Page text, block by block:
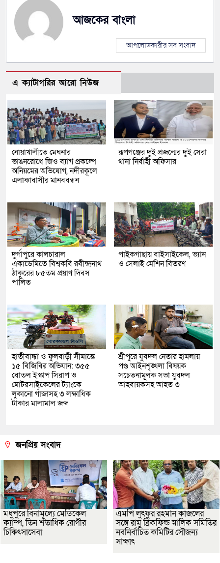
আজকের বাংলা
আপলোডকারীর সব সংবাদ
এ ক্যাটাগরির আরো নিউজ
নোয়াখালীতে মেঘনার
ভাঙনরোধে জিও ব্যাগ প্রকল্পে
অনিয়মের অভিযোগ, নদীরকূলে
এলাকাবাসীর মানববন্ধন
রূপগঞ্জের দুই প্রজন্মের দুই সেরা
থানা নির্বাহী অফিসার
দুর্গাপুরে কালচারাল
একাডেমিতে বিশ্বকবি রবীন্দ্রনাথ
ঠাকুরের ৮৫তম প্রয়াণ দিবস
পালিত
পাইকগাছায় বাইসাইকেল, ভ্যান
ও সেলাই মেশিন বিতরণ
হাতীবান্ধা ও ফুলবাড়ী সীমান্তে
১৫ বিজিবির অভিযান: ৩৫৫
বোতল ইস্কাপ সিরাপ ও
মোটরসাইকেলের ট্যাংকে
লুকানো গাঁজাসহ ৩ লক্ষাধিক
টাকার মালামাল জব্দ
শ্রীপুরে যুবদল নেতার হামলায়
পণ্ড আইনশৃঙ্খলা বিষয়ক
সচেতনামূলক সভা যুবদল
আহবায়কসহ আহত ৩
জনপ্রিয় সংবাদ
মধুপুরে বিনামূল্যে মেডিকেল
ক্যাম্প, তিন শতাধিক রোগীর
চিকিৎসাসেবা
এমপি লুৎফুর রহমান কাজলের
সঙ্গে রামু ব্রিকফিল্ড মালিক সমিতির
নবনির্বাচিত কমিটির সৌজন্য
সাক্ষাৎ